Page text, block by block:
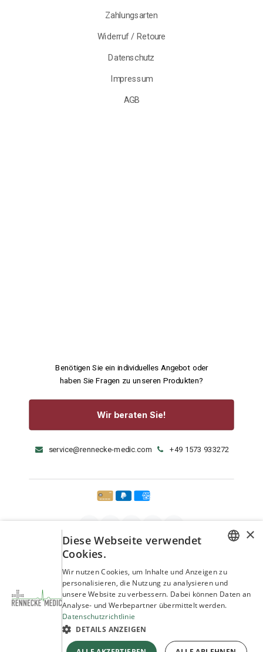
Zahlungsarten
Widerruf / Retoure
Datenschutz
Impressum
AGB
Benötigen Sie ein individuelles Angebot oder
haben Sie Fragen zu unseren Produkten?
Wir beraten Sie!
service@rennecke-medic.com +49 1573 933272
Copyright © Rennecke-Medic GmbH
ENGLISH
×
Diese Webseite verwendet
Cookies.
Wir nutzen Cookies, um Inhalte und Anzeigen zu
personalisieren, die Nutzung zu analysieren und
unsere Website zu verbessern. Dabei können Daten an
Analyse- und Werbepartner übermittelt werden.
Datenschutzrichtlinie
DETAILS ANZEIGEN